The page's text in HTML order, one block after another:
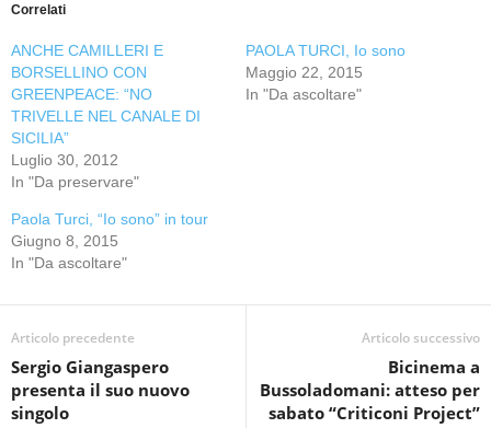
Correlati
ANCHE CAMILLERI E
BORSELLINO CON
GREENPEACE: “NO
TRIVELLE NEL CANALE DI
SICILIA”
Luglio 30, 2012
In "Da preservare"
PAOLA TURCI, Io sono
Maggio 22, 2015
In "Da ascoltare"
Paola Turci, “Io sono” in tour
Giugno 8, 2015
In "Da ascoltare"
Articolo precedente
Sergio Giangaspero
presenta il suo nuovo
singolo
Articolo successivo
Bicinema a
Bussoladomani: atteso per
sabato “Criticoni Project”